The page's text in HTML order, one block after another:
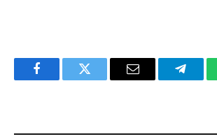
FacebookTwitter Email